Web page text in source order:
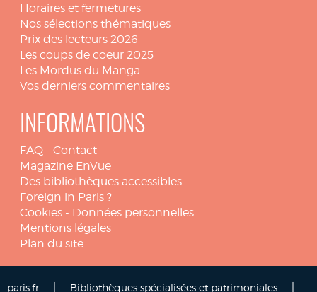
Horaires et fermetures
Nos sélections thématiques
Prix des lecteurs 2026
Les coups de coeur 2025
Les Mordus du Manga
Vos derniers commentaires
INFORMATIONS
FAQ - Contact
Magazine EnVue
Des bibliothèques accessibles
Foreign in Paris ?
Cookies - Données personnelles
Mentions légales
Plan du site
paris.fr Bibliothèques spécialisées et patrimoniales